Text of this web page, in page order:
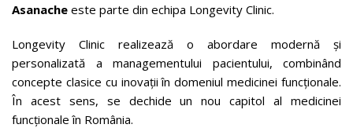
Asanache este parte din echipa Longevity Clinic.
Longevity Clinic realizează o abordare modernă și
personalizată a managementului pacientului, combinând
concepte clasice cu inovații în domeniul medicinei funcționale.
În acest sens, se dechide un nou capitol al medicinei
funcționale în România.